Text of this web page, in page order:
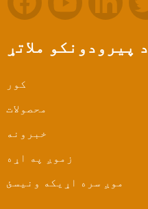
د پیرودونکو ملاتړ
کور
محصولات
خبرونه
زموږ په اړه
موږ سره اړیکه ونیسئ